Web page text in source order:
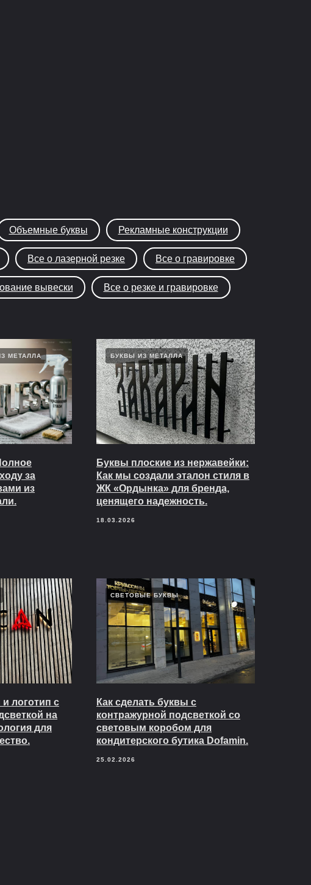
Объемные буквы Рекламные конструкции
Все о лазерной резке Все о гравировке
вывески Все о резке и гравировке
МЕТАЛЛА
за
из
БУКВЫ ИЗ МЕТАЛЛА
Буквы плоские из нержавейки:
Как мы создали эталон стиля в
ЖК «Ордынка» для бренда,
ценящего надежность.
18.03.2026
логотип с
на
для
СВЕТОВЫЕ БУКВЫ
Как сделать буквы с
контражурной подсветкой со
световым коробом для
кондитерского бутика Dofamin.
25.02.2026